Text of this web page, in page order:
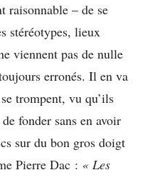
raisonnable – de se
stéréotypes, lieux
viennent pas de nulle
erronés. Il en va
trompent, vu qu’ils
fonder sans en avoir
sur du bon gros doigt
Pierre Dac : « Les